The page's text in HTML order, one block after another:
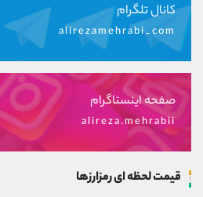
کانال تلگرام
alirezamehrabi_com
صفحه اینستاگرام
alireza.mehrabii
قیمت لحظه ای رمزارزها